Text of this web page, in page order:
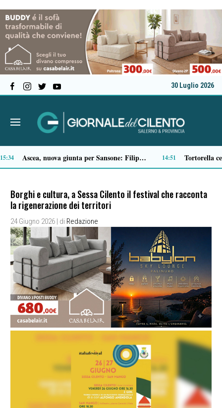
30 Luglio 2026
Microcemento, tutto quello che c’è da sapere prima di sceglierlo 13:22
Borghi e cultura, a Sessa Cilento il festival che racconta
la rigenerazione dei territori
24 Giugno 2026 | di Redazione